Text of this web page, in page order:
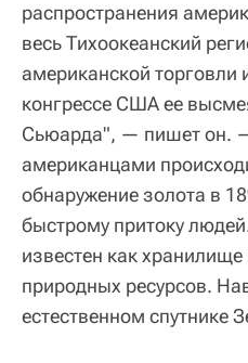
распространения
весь Тихоокеанский
американской
конгрессе США ее
Сьюарда", — пишет он.
американцами
обнаружение золота в
быстрому притоку
известен как
природных ресурсов.
естественном спутнике